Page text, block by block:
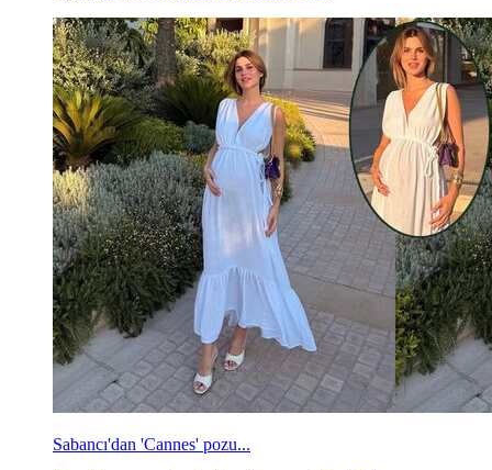
Sabancı'dan 'Cannes' pozu...